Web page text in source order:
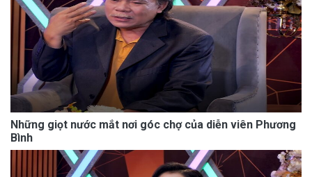
Những giọt nước mắt nơi góc chợ của diễn viên Phương
Bình